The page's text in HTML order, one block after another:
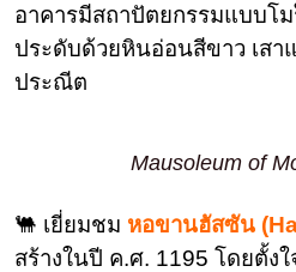
อาคารมีสถาปัตยกรรมแบบโ
ประดับด้วยหินอ่อนสีขาว เสา
ประณีต
Mausoleum of
🐫 เยี่ยมชม หอขานฮัสซัน
สร้างในปี ค.ศ. 1195 โดยตั้ง